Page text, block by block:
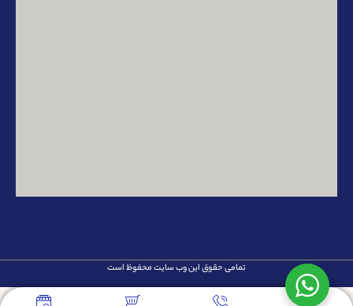
تمامی حقوق این وب سایت محفوظ است